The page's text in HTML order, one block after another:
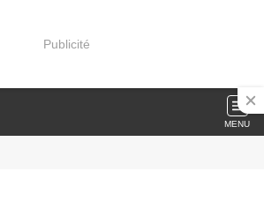
Publicité
MENU